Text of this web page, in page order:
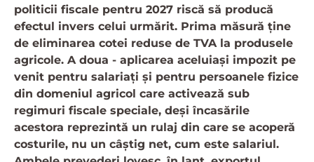
politicii fiscale pentru 2027 riscă să producă
efectul invers celui urmărit. Prima măsură ține
de eliminarea cotei reduse de TVA la produsele
agricole. A doua - aplicarea aceluiași impozit pe
venit pentru salariați și pentru persoanele fizice
din domeniul agricol care activează sub
regimuri fiscale speciale, deși încasările
acestora reprezintă un rulaj din care se acoperă
costurile, nu un câștig net, cum este salariul.